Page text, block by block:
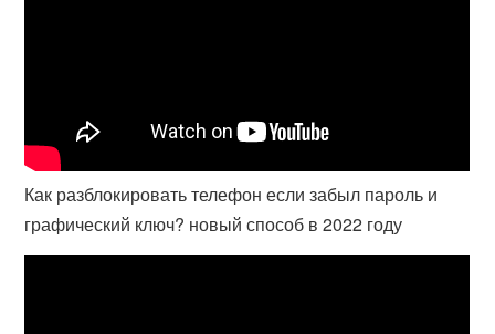
Как разблокировать телефон если забыл пароль и
графический ключ? новый способ в 2022 году